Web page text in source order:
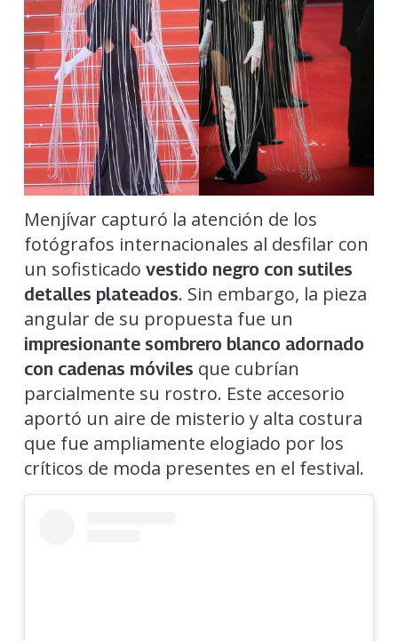
Menjívar capturó la atención de los
fotógrafos internacionales al desfilar con
un sofisticado vestido negro con sutiles
detalles plateados. Sin embargo, la pieza
angular de su propuesta fue un
impresionante sombrero blanco adornado
con cadenas móviles que cubrían
parcialmente su rostro. Este accesorio
aportó un aire de misterio y alta costura
que fue ampliamente elogiado por los
críticos de moda presentes en el festival.